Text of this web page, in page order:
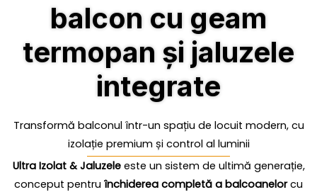
balcon cu geam
termopan și jaluzele
integrate
Transformă balconul într-un spațiu de locuit modern, cu
izolație premium și control al luminii
Ultra Izolat & Jaluzeleeste un sistem de ultimă generație,
conceput pentru închiderea completă a balcoanelorcu